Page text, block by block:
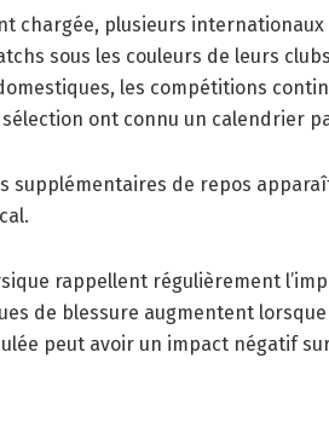
chargée, plusieurs
sous les couleurs de leurs
les compétitions
ont connu un calendrier
supplémentaires de repos
rappellent régulièrement
de blessure augmentent
peut avoir un impact négatif